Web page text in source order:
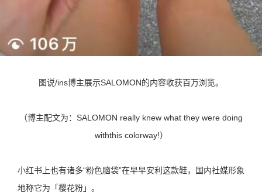
图说/ins博主展示SALOMON的内容收获百万浏览。
（博主配文为：SALOMON really knew what they were doing
withthis colorway!）
小红书上也有诸多“粉色脑袋”在早早安利这款鞋，国内社媒形象
地称它为「樱花粉」。